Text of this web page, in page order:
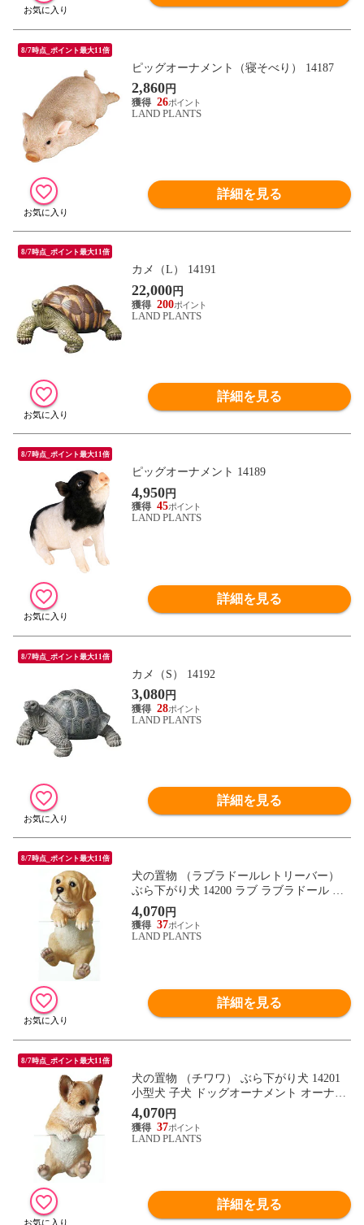
8/7時点_ポイント最大11倍
ピッグオーナメント（寝そべり） 14187
2,860円
26
LAND PLANTS
詳細を見る
8/7時点_ポイント最大11倍
カメ（L） 14191
22,000円
200
LAND PLANTS
詳細を見る
8/7時点_ポイント最大11倍
ピッグオーナメント 14189
4,950円
45
LAND PLANTS
詳細を見る
8/7時点_ポイント最大11倍
カメ（S） 14192
3,080円
28
LAND PLANTS
詳細を見る
8/7時点_ポイント最大11倍
犬の置物 （ラブラドールレトリーバー）
ぶら下がり犬 14200 ラブ ラブラドール レ
トリーバー 子犬 ドッグオーナメント オー
ナメント 動物 アニマル マスコット ガーデ
ン ガーデニング ガーデンオブジェ オブジ
4,070円
37
LAND PLANTS
詳細を見る
8/7時点_ポイント最大11倍
犬の置物 （チワワ） ぶら下がり犬 14201
小型犬 子犬 ドッグオーナメント オーナメ
ント 動物 アニマル マスコット ガーデン
ガーデニング ガーデンオブジェ オブジェ
4,070円
37
LAND PLANTS
詳細を見る